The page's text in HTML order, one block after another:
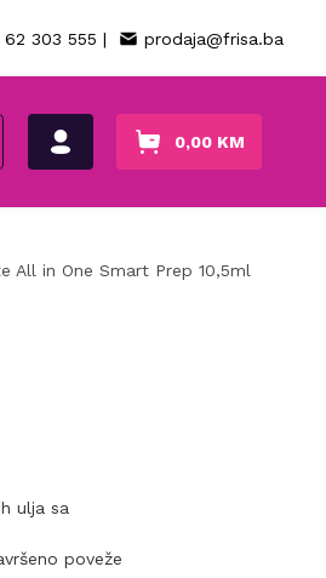
62 303 555 | prodaja@frisa.ba
0,00 KM
All in One Smart Prep 10,5ml
ulja sa
poveže